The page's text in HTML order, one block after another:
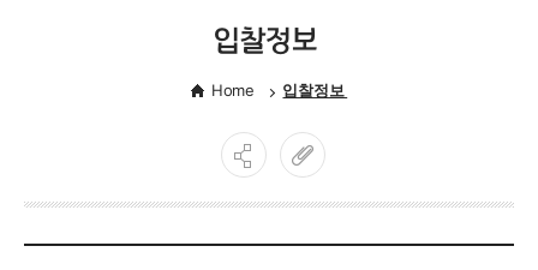
입찰정보
Home 입찰정보